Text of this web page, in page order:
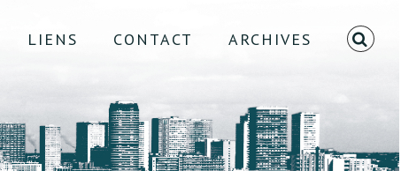
LIENS CONTACT ARCHIVES